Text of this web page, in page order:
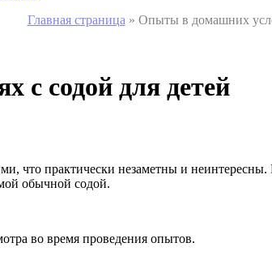
Главная страница » Опыты в домашних
с содой для детей
что практически незаметны и
обычной содой.
во время проведения опытов.